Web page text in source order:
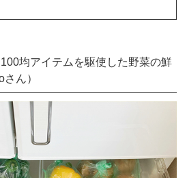
均アイテムを駆使した野菜の鮮
ん）